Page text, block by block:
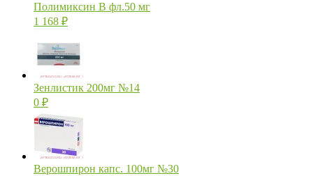
Полимиксин В фл.50 мг
1 168 ₽
Зенлистик 200мг №14
0 ₽
Верошпирон капс. 100мг №30